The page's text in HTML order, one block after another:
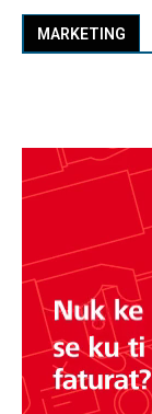
MARKETING